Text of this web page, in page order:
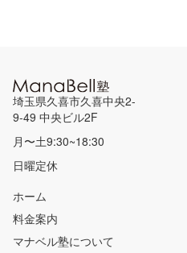
埼玉県久喜市久喜中央2-
9-49 中央ビル2F
月〜土9:30~18:30
日曜定休
ホーム
料金案内
マナベル塾について